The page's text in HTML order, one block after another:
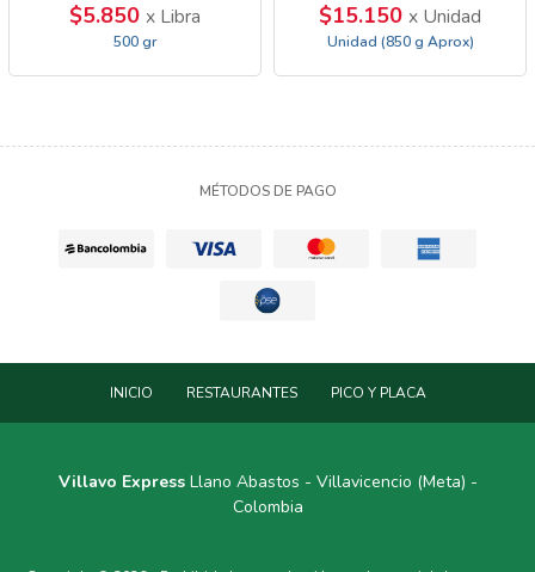
$5.850 x Libra
500 gr
$15.150 x Unidad
Unidad (850 g Aprox)
MÉTODOS DE PAGO
INICIO RESTAURANTES PICO Y PLACA
Villavo ExpressLlano Abastos - Villavicencio (Meta) -
Colombia